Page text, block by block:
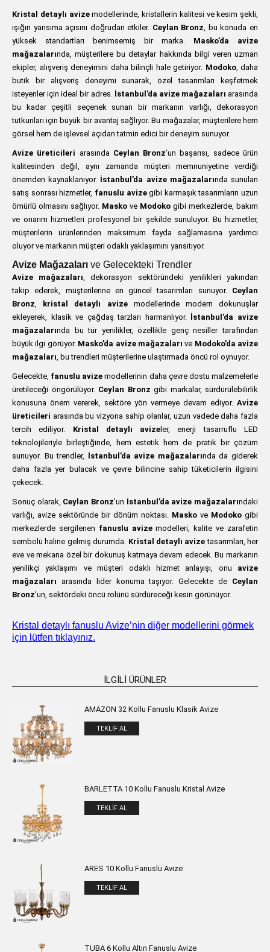
Kristal detaylı avizemodellerinde, kristallerin kalitesi ve kesim şekli,
ışığın yansıma açısını doğrudan etkiler. Ceylan Bronz, bu konuda en
yüksek standartları benimsemiş bir marka. Masko’da avize
mağazalarında, müşterilere bu detaylar hakkında bilgi veren uzman
ekipler, alışveriş deneyimini daha bilinçli hale getiriyor. Modoko, daha
butik bir alışveriş deneyimi sunarak, özel tasarımları keşfetmek
isteyenler için ideal bir adres. İstanbul’da avize mağazaları arasında
bu kadar çeşitli seçenek sunan bir markanın varlığı, dekorasyon
tutkunları için büyük bir avantaj sağlıyor. Bu mağazalar, müşterilere hem
görsel hem de işlevsel açıdan tatmin edici bir deneyim sunuyor.
Avize üreticileri arasında Ceylan Bronz’un başarısı, sadece ürün
kalitesinden değil, aynı zamanda müşteri memnuniyetine verdiği
önemden kaynaklanıyor. İstanbul’da avize mağazalarında sunulan
satış sonrası hizmetler, fanuslu avizegibi karmaşık tasarımların uzun
ömürlü olmasını sağlıyor. Masko ve Modoko gibi merkezlerde, bakım
ve onarım hizmetleri profesyonel bir şekilde sunuluyor. Bu hizmetler,
müşterilerin ürünlerinden maksimum fayda sağlamasına yardımcı
oluyor ve markanın müşteri odaklı yaklaşımını yansıtıyor.
Avize Mağazaları ve Gelecekteki Trendler
Avize mağazaları, dekorasyon sektöründeki yenilikleri yakından
takip ederek, müşterilerine en güncel tasarımları sunuyor. Ceylan
Bronz, kristal detaylı avizemodellerinde modern dokunuşlar
ekleyerek, klasik ve çağdaş tarzları harmanlıyor. İstanbul’da avize
mağazalarında bu tür yenilikler, özellikle genç nesiller tarafından
büyük ilgi görüyor. Masko’da avize mağazaları ve Modoko’da avize
mağazaları, bu trendleri müşterilerine ulaştırmada öncü rol oynuyor.
Gelecekte, fanuslu avize modellerinin daha çevre dostu malzemelerle
üretileceği öngörülüyor. Ceylan Bronz gibi markalar, sürdürülebilirlik
konusuna önem vererek, sektöre yön vermeye devam ediyor. Avize
üreticileri arasında bu vizyona sahip olanlar, uzun vadede daha fazla
tercih ediliyor. Kristal detaylı avize ler, enerji tasarruflu LED
teknolojileriyle birleştiğinde, hem estetik hem de pratik bir çözüm
sunuyor. Bu trendler, İstanbul’da avize mağazalarında da giderek
daha fazla yer bulacak ve çevre bilincine sahip tüketicilerin ilgisini
çekecek.
Sonuç olarak, Ceylan Bronz’un İstanbul’da avize mağazalarındaki
varlığı, avize sektöründe bir dönüm noktası. Masko ve Modoko gibi
merkezlerde sergilenen fanuslu avizemodelleri, kalite ve zarafetin
sembolü haline gelmiş durumda. Kristal detaylı avize tasarımları, her
eve ve mekana özel bir dokunuş katmaya devam edecek. Bu markanın
yenilikçi yaklaşımı ve müşteri odaklı hizmet anlayışı, onu avize
mağazaları arasında lider konuma taşıyor. Gelecekte de Ceylan
Bronz’un, sektördeki öncü rolünü sürdüreceği kesin görünüyor.
Kristal detaylı fanuslu Avize’nin diğer modellerini görmek
için lütfen tıklayınız.
İLGILI ÜRÜNLER
AMAZON 32 Kollu Fanuslu Klasik Avize
TEKLIF AL
BARLETTA 10 Kollu Fanuslu Kristal Avize
TEKLIF AL
ARES 10 Kollu Fanuslu Avize
TEKLIF AL
TUBA 6 Kollu Altın Fanuslu Avize